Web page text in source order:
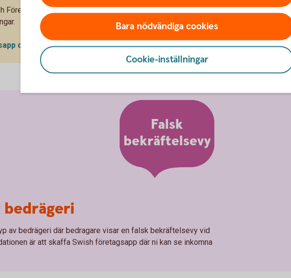
Företag kan ni även ta betalt med QR-kod, samt tagga och
och läs mer omappen
Falsk
bekräftelsevy
av bedrägeri där bedragare visar en falsk bekräftelsevy vid
är att skaffa Swish företagsapp där ni kan se inkomna
Bara nödvändiga cookies
Cookie-inställningar